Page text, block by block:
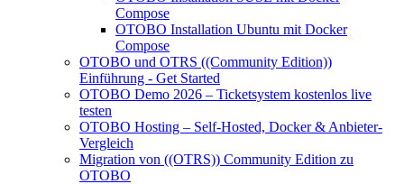
Compose
OTOBO Installation Ubuntu mit Docker
Compose
OTOBO und OTRS ((Community Edition))
Einführung - Get Started
OTOBO Demo 2026 – Ticketsystem kostenlos live
testen
OTOBO Hosting – Self-Hosted, Docker & Anbieter-
Vergleich
Migration von ((OTRS)) Community Edition zu
OTOBO